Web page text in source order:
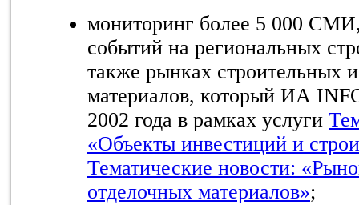
мониторинг более 5 000
событий на региональных
также рынках строительных
материалов, который ИА
2002 года в рамках услуги
«Объекты инвестиций и
Тематические новости:
отделочных материалов»;